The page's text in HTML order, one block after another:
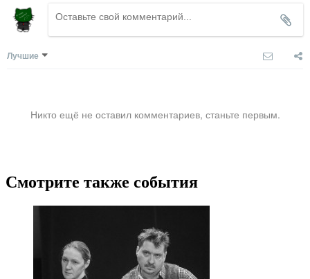
Лучшие
Никто ещё не оставил комментариев, станьте первым.
Смотрите также события